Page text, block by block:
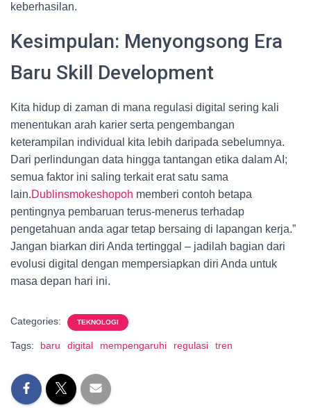
keberhasilan.
Kesimpulan: Menyongsong Era
Baru Skill Development
Kita hidup di zaman di mana regulasi digital sering kali
menentukan arah karier serta pengembangan
keterampilan individual kita lebih daripada sebelumnya.
Dari perlindungan data hingga tantangan etika dalam AI;
semua faktor ini saling terkait erat satu sama
lain.Dublinsmokeshopoh memberi contoh betapa
pentingnya pembaruan terus-menerus terhadap
pengetahuan anda agar tetap bersaing di lapangan kerja.”
Jangan biarkan diri Anda tertinggal – jadilah bagian dari
evolusi digital dengan mempersiapkan diri Anda untuk
masa depan hari ini.
Categories: TEKNOLOGI
Tags: baru digital mempengaruhi regulasi tren